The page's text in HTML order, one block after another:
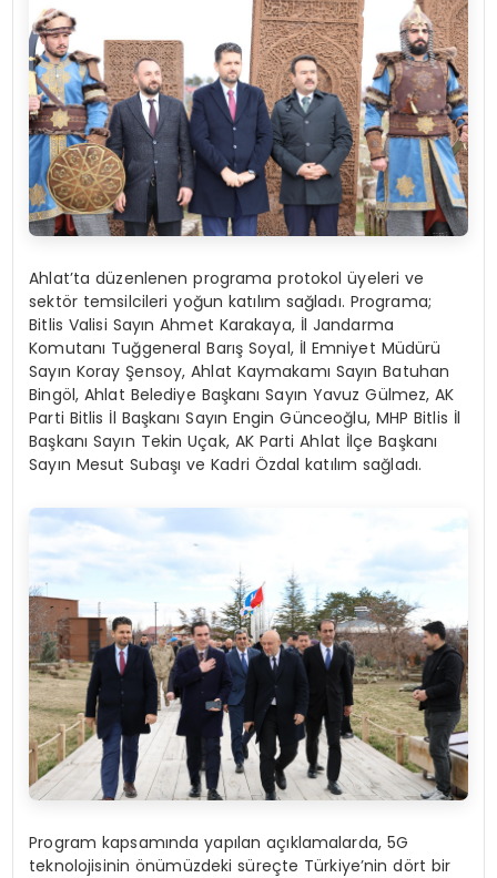
Ahlat’ta düzenlenen programa protokol üyeleri ve
sektör temsilcileri yoğun katılım sağladı. Programa;
Bitlis Valisi Sayın Ahmet Karakaya, İl Jandarma
Komutanı Tuğgeneral Barış Soyal, İl Emniyet Müdürü
Sayın Koray Şensoy, Ahlat Kaymakamı Sayın Batuhan
Bingöl, Ahlat Belediye Başkanı Sayın Yavuz Gülmez, AK
Parti Bitlis İl Başkanı Sayın Engin Günceoğlu, MHP Bitlis İl
Başkanı Sayın Tekin Uçak, AK Parti Ahlat İlçe Başkanı
Sayın Mesut Subaşı ve Kadri Özdal katılım sağladı.
Program kapsamında yapılan açıklamalarda, 5G
teknolojisinin önümüzdeki süreçte Türkiye’nin dört bir